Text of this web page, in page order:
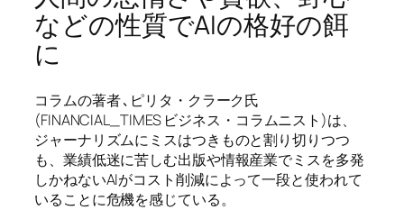
などの性質でAIの格好の餌
に
コラムの著者 ､ピリタ・クラーク氏
(FINANCIAL_TIMES ビジネス・コラムニスト )は、
ジャーナリズムにミスはつきものと割り切りつつ
も、業績低迷に苦しむ出版や情報産業でミスを多発
しかねないAIがコスト削減によって一段と使われて
いることに危機を感じている。